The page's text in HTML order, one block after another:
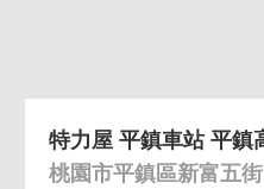
桃園市平鎮區新富五街